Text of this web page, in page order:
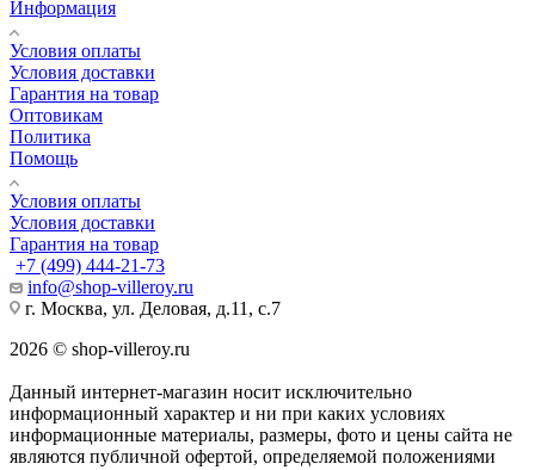
Информация
Условия оплаты
Условия доставки
Гарантия на товар
Оптовикам
Политика
Помощь
Условия оплаты
Условия доставки
Гарантия на товар
+7 (499) 444-21-73
info@shop-villeroy.ru
г. Москва, ул. Деловая, д.11, с.7
2026 © shop-villeroy.ru
Данный интернет-магазин носит исключительно
информационный характер и ни при каких условиях
информационные материалы, размеры, фото и цены сайта не
являются публичной офертой, определяемой положениями